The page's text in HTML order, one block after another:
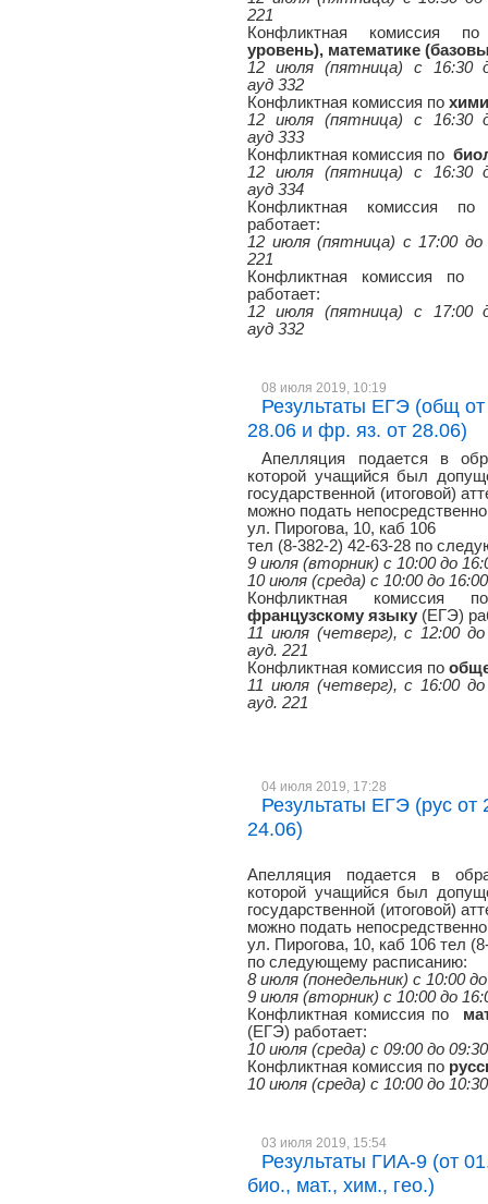
221
Конфликтная комиссия
уровень), математике
12 июля (пятница) с 16:30
ауд 332
Конфликтная комиссия по
12 июля (пятница) с 16:30
ауд 333
Конфликтная комиссия по
12 июля (пятница) с 16:30
ауд 334
Конфликтная комиссия
работает:
12 июля (пятница) с 17:00 до
221
Конфликтная комиссия по
работает:
12 июля (пятница) с 17:00
ауд 332
08 июля 2019, 10:19
Результаты ЕГЭ (общ
28.06 и фр. яз. от 28.06)
Апелляция подается в
которой учащийся был
государственной (итоговой)
можно подать
ул. Пирогова, 10, каб 106
тел (8-382-2) 42-63-28 по
9 июля (вторник) с 10:00 до
10 июля (среда) с 10:00 до
Конфликтная комиссия
французскому языку (ЕГЭ)
11 июля (четверг), с 12:00
ауд. 221
Конфликтная комиссия по
11 июля (четверг), с 16:00
ауд. 221
04 июля 2019, 17:28
Результаты ЕГЭ (рус
24.06)
Апелляция подается в
которой учащийся был
государственной (итоговой)
можно подать
ул. Пирогова, 10, каб 106 тел
по следующему расписанию:
8 июля (понедельник) с 10:00
9 июля (вторник) с 10:00 до
Конфликтная комиссия по
(ЕГЭ) работает:
10 июля (среда) с 09:00 до
Конфликтная комиссия по
10 июля (среда) с 10:00 до
03 июля 2019, 15:54
Результаты ГИА-9 (от
био., мат., хим., гео.)